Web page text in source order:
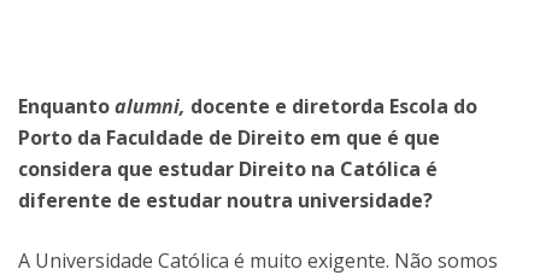
Enquantoalumni, docente e diretorda Escola do
Porto da Faculdade de Direito em que é que
considera que estudar Direito na Católica é
diferente de estudar noutra universidade?
A Universidade Católica é muito exigente. Não somos